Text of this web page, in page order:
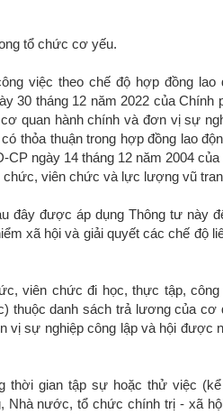
tổ chức cơ yếu.
việc theo chế độ hợp đồng lao
30 tháng 12 năm 2022 của
quan hành chính và đơn vị sự
thỏa thuận trong hợp đồng lao
CP ngày 14 tháng 12 năm 2004
chức, viên chức và lực lượng vũ
đây được áp dụng Thông tư này
xã hội và giải quyết các chế độ
viên chức đi học, thực tập,
thuộc danh sách trả lương của
vị sự nghiệp công lập và hội được
thời gian tập sự hoặc thử việc
Nhà nước, tổ chức chính trị - xã